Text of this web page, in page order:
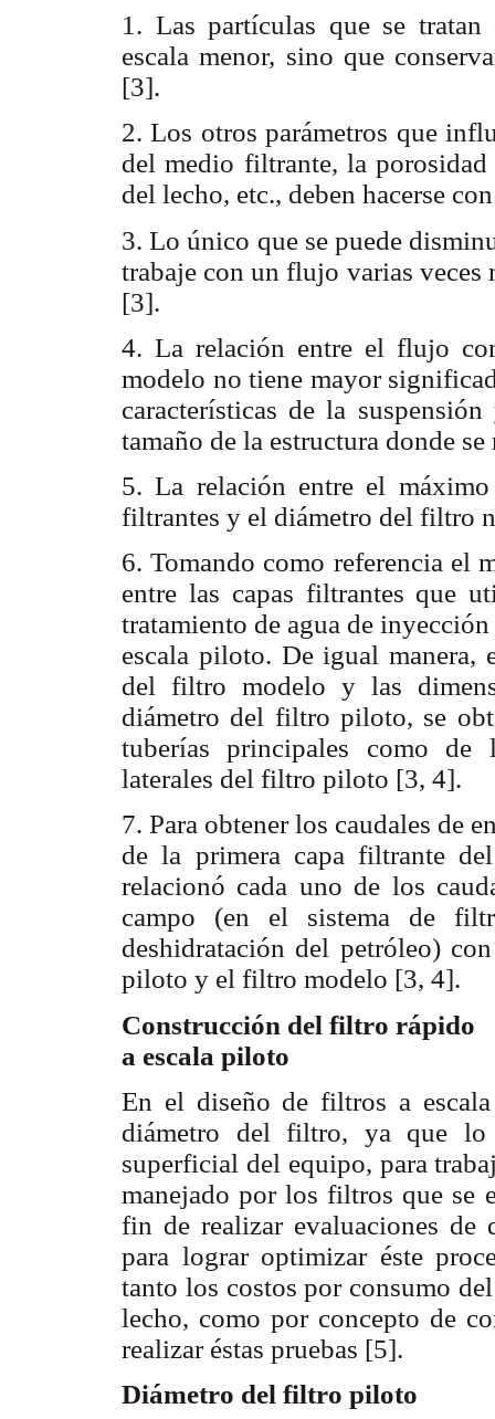
1. Las partículas que se
escala menor, sino que
[3].
2. Los otros parámetros que
del medio filtrante, la
del lecho, etc., deben hacerse
3. Lo único que se puede
trabaje con un flujo varias veces
[3].
4. La relación entre el flujo
modelo no tiene mayor
características de la
tamaño de la estructura donde
5. La relación entre el
filtrantes y el diámetro del filtro
6. Tomando como referencia el
entre las capas filtrantes que
tratamiento de agua de
escala piloto. De igual manera,
del filtro modelo y las
diámetro del filtro piloto, se
tuberías principales como de
laterales del filtro piloto [3, 4].
7. Para obtener los caudales de
de la primera capa filtrante
relacionó cada uno de los
campo (en el sistema de
deshidratación del petróleo)
piloto y el filtro modelo [3, 4].
Construcción del filtro rápido
a escala piloto
En el diseño de filtros a
diámetro del filtro, ya que lo
superficial del equipo, para
manejado por los filtros que se
fin de realizar evaluaciones de
para lograr optimizar éste
tanto los costos por consumo
lecho, como por concepto de
realizar éstas pruebas [5].
Diámetro del filtro piloto